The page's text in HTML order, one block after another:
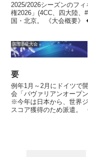
2025/2026シーズンのフ
権2026」(4CC、四大陸、
国・北京。 《大会概要》
国際B級大会
要
例年1月～2月にドイツで
会「バヴァリアンオープ
※今年は日本から、世界
スコア獲得のため派遣。